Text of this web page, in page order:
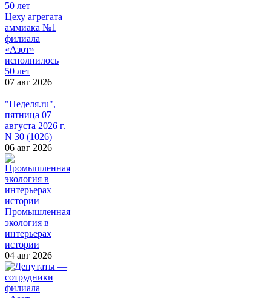
Цеху агрегата
аммиака №1
филиала
«Азот»
исполнилось
50 лет
07 авг 2026
"Неделя.ru",
пятница 07
августа 2026 г.
N 30 (1026)
06 авг 2026
Промышленная
экология в
интерьерах
истории
04 авг 2026